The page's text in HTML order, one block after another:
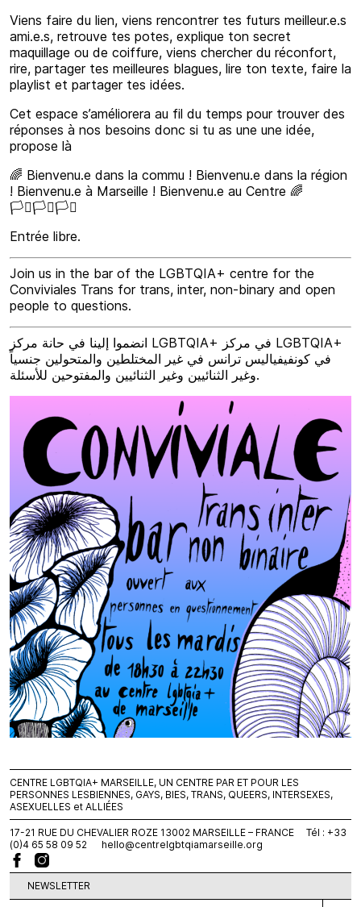
Viens faire du lien, viens rencontrer tes futurs meilleur.e.s
ami.e.s, retrouve tes potes, explique ton secret
maquillage ou de coiffure, viens chercher du réconfort,
rire, partager tes meilleures blagues, lire ton texte, faire la
playlist et partager tes idées.
Cet espace s’améliorera au fil du temps pour trouver des
réponses à nos besoins donc si tu as une une idée,
propose là
🌈 Bienvenu.e dans la commu ! Bienvenu.e dans la région
! Bienvenu.e à Marseille ! Bienvenu.e au Centre 🌈
🏳️‍⚧️🏳️‍⚧️🏳️‍⚧️
Entrée libre.
Join us in the bar of the LGBTQIA+ centre for the
Conviviales Trans for trans, inter, non-binary and open
people to questions.
انضموا إلينا في حانة مركز LGBTQIA+ في مركز LGBTQIA+
في كونفيفياليس ترانس في غير المختلطين والمتحولين جنسياً
وغير الثنائيين وغير الثنائيين والمفتوحين للأسئلة.
CENTRE LGBTQIA+ MARSEILLE, UN CENTRE PAR ET POUR LES
PERSONNES LESBIENNES, GAYS, BIES, TRANS, QUEERS, INTERSEXES,
ASEXUELLES et ALLIÉES
17-21 RUE DU CHEVALIER ROZE 13002 MARSEILLE – FRANCE Tél : +33
(0)4 65 58 09 52
hello@centrelgbtqiamarseille.org
NEWSLETTER